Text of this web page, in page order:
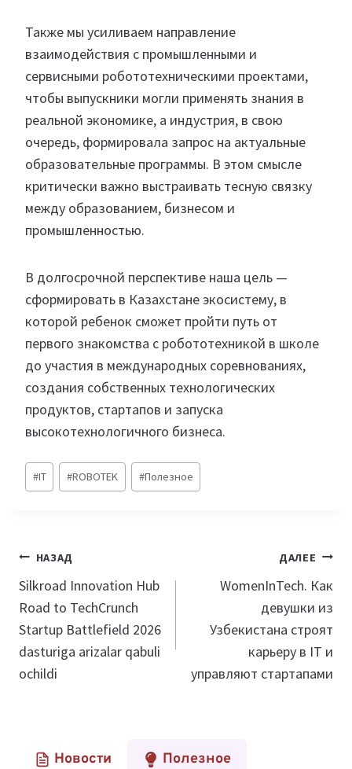
Также мы усиливаем направление
взаимодействия с промышленными и
сервисными робототехническими проектами,
чтобы выпускники могли применять знания в
реальной экономике, а индустрия, в свою
очередь, формировала запрос на актуальные
образовательные программы. В этом смысле
критически важно выстраивать тесную связку
между образованием, бизнесом и
промышленностью.
В долгосрочной перспективе наша цель —
сформировать в Казахстане экосистему, в
которой ребенок сможет пройти путь от
первого знакомства с робототехникой в школе
до участия в международных соревнованиях,
создания собственных технологических
продуктов, стартапов и запуска
высокотехнологичного бизнеса.
Метки
записи:
#IT #ROBOTEK #Полезное
Навигация
по
записям
НАЗАД
Silkroad Innovation Hub
Road to TechCrunch
Startup Battlefield 2026
dasturiga arizalar qabuli
ochildi
ДАЛЕЕ
WomenInTech. Как
девушки из
Узбекистана строят
карьеру в IT и
управляют стартапами
Новости Полезное